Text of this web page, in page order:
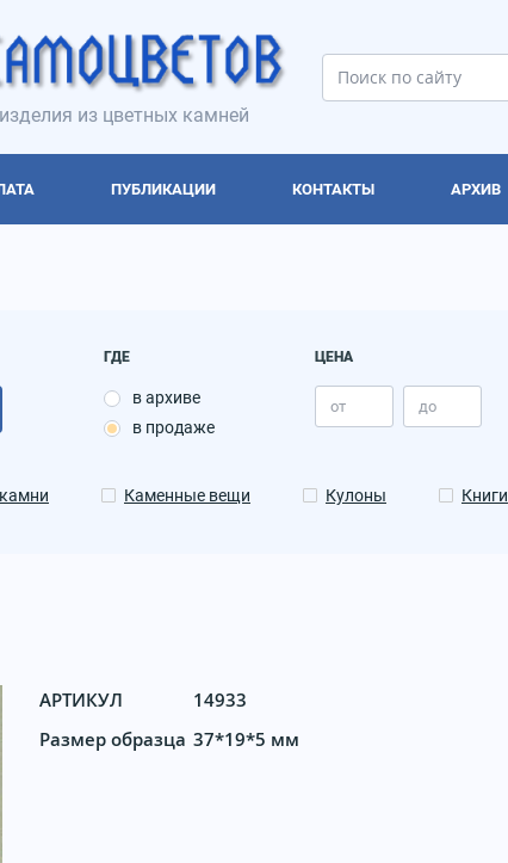
из цветных камней
ПУБЛИКАЦИИ КОНТАКТЫ АРХИВ
ГДЕ
в архиве
в продаже
ЦЕНА
Каменные вещи Кулоны Книги
АРТИКУЛ
14933
Размер образца 37*19*5 мм